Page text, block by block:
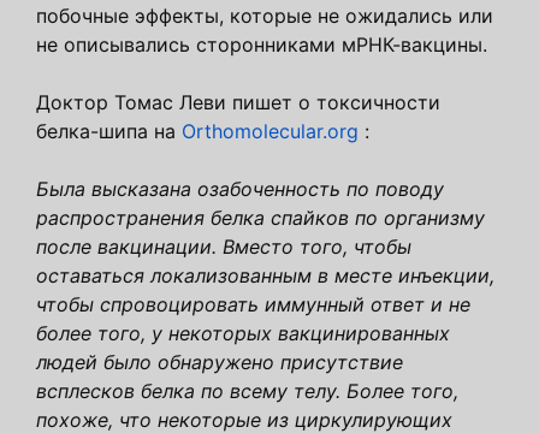
побочные эффекты, которые не ожидались или
не описывались сторонниками мРНК-вакцины.
Доктор Томас Леви пишет о токсичности
белка-шипа на Orthomolecular.org :
Была высказана озабоченность по поводу
распространения белка спайков по организму
после вакцинации. Вместо того, чтобы
оставаться локализованным в месте инъекции,
чтобы спровоцировать иммунный ответ и не
более того, у некоторых вакцинированных
людей было обнаружено присутствие
всплесков белка по всему телу. Более того,
похоже, что некоторые из циркулирующих